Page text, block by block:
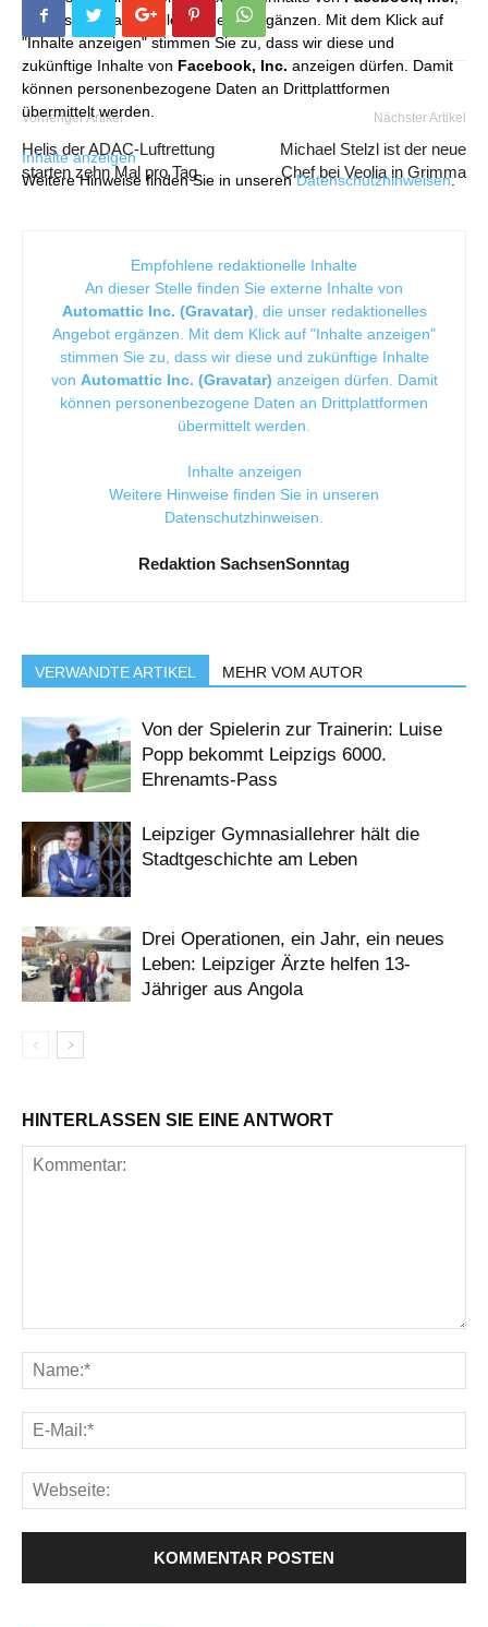
die unser redaktionelles Angebot ergänzen. Mit dem Klick auf
"Inhalte anzeigen" stimmen Sie zu, dass wir diese und
zukünftige Inhalte von Facebook, Inc. anzeigen dürfen. Damit
können personenbezogene Daten an Drittplattformen
übermittelt werden.
Inhalte anzeigen
Weitere Hinweise finden Sie in unserenDatenschutzhinweisen.
Vorheriger Artikel
Helis der ADAC-Luftrettung
starten zehn Mal pro Tag
Nächster Artikel
Michael Stelzl ist der neue
Chef bei Veolia in Grimma
Empfohlene redaktionelle Inhalte
An dieser Stelle finden Sie externe Inhalte von
Automattic Inc. (Gravatar) , die unser redaktionelles
Angebot ergänzen. Mit dem Klick auf "Inhalte anzeigen"
stimmen Sie zu, dass wir diese und zukünftige Inhalte
von Automattic Inc. (Gravatar) anzeigen dürfen. Damit
können personenbezogene Daten an Drittplattformen
übermittelt werden.
Inhalte anzeigen
Weitere Hinweise finden Sie in unseren
Datenschutzhinweisen
Redaktion SachsenSonntag
VERWANDTE ARTIKEL MEHR VOM AUTOR
Von der Spielerin zur Trainerin: Luise
Popp bekommt Leipzigs 6000.
Ehrenamts-Pass
Leipziger Gymnasiallehrer hält die
Stadtgeschichte am Leben
Drei Operationen, ein Jahr, ein neues
Leben: Leipziger Ärzte helfen 13-
Jähriger aus Angola
HINTERLASSEN SIE EINE ANTWORT